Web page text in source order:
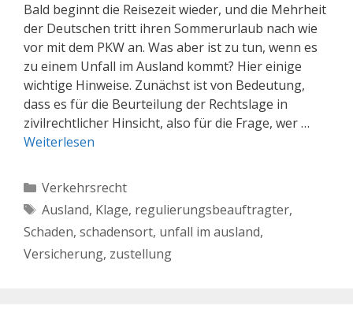
Bald beginnt die Reisezeit wieder, und die Mehrheit
der Deutschen tritt ihren Sommerurlaub nach wie
vor mit dem PKW an. Was aber ist zu tun, wenn es
zu einem Unfall im Ausland kommt? Hier einige
wichtige Hinweise. Zunächst ist von Bedeutung,
dass es für die Beurteilung der Rechtslage in
zivilrechtlicher Hinsicht, also für die Frage, wer …
Weiterlesen
Kategorien
Verkehrsrecht
Schlagwörter
Ausland, Klage, regulierungsbeauftragter,
Schaden, schadensort, unfall im ausland,
Versicherung, zustellung